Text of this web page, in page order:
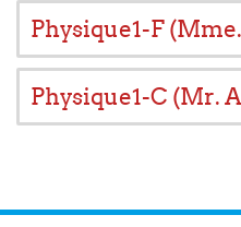
Physique1-F
Physique1-C (Mr.